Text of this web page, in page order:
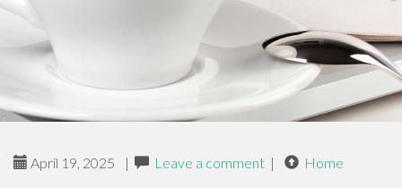
April 19, 2025 | Leave a comment | Home